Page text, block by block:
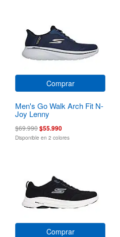
Comprar
Men's Go Walk Arch Fit N-
Joy Lenny
$69.990$55.990
Disponible en 2 colores
Comprar